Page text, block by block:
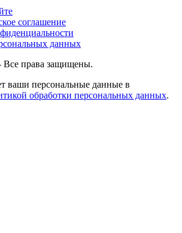
соглашение
данных
Все права защищены.
ваши персональные данные в
обработки персональных данных.